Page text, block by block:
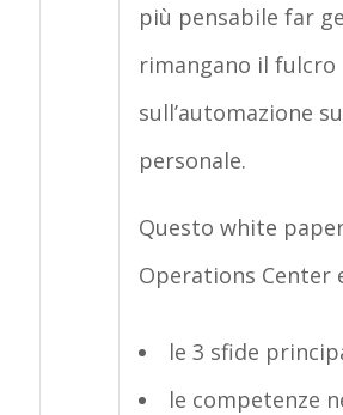
più pensabile far
rimangano il fulcro
sull’automazione
personale.
Questo white
Operations Center
le 3 sfide
le competenze